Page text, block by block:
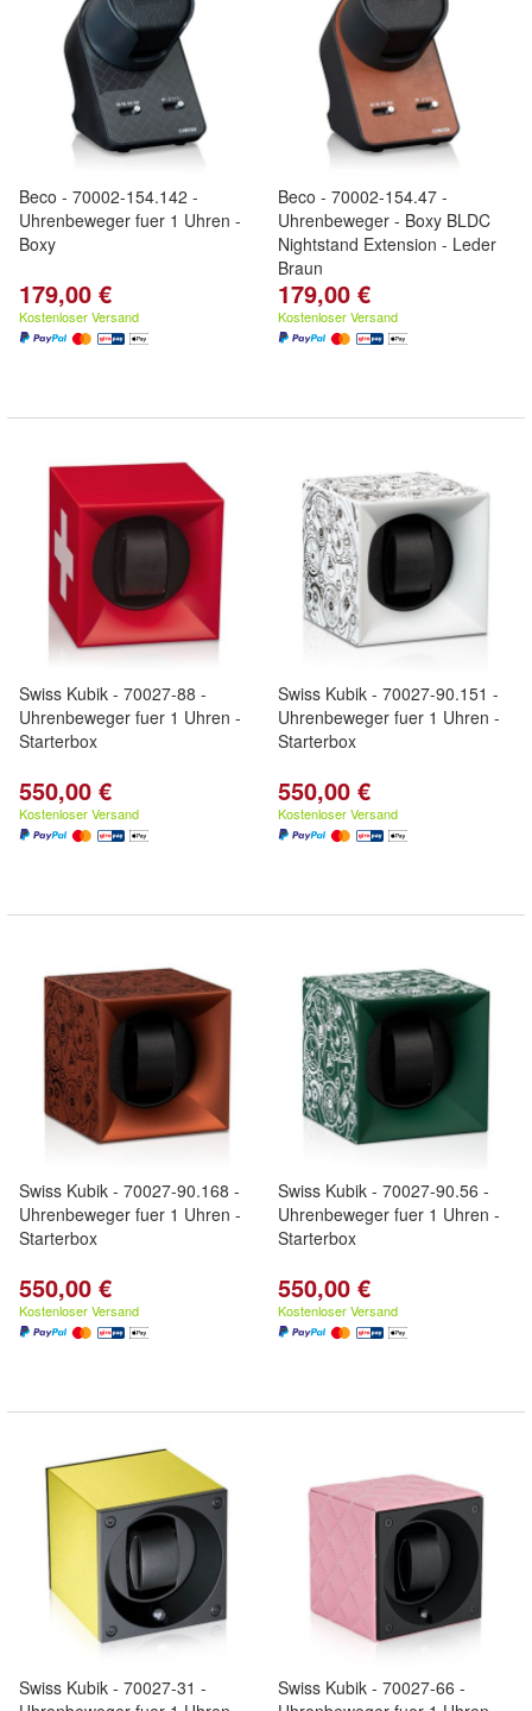
Beco - 70002-154.142 -
Uhrenbeweger fuer 1 Uhren -
Boxy
179,00 €
Kostenloser Versand
Beco - 70002-154.47 -
Uhrenbeweger - Boxy BLDC
Nightstand Extension - Leder
Braun
179,00 €
Kostenloser Versand
Swiss Kubik - 70027-88 -
Uhrenbeweger fuer 1 Uhren -
Starterbox
550,00 €
Kostenloser Versand
Swiss Kubik - 70027-90.151 -
Uhrenbeweger fuer 1 Uhren -
Starterbox
550,00 €
Kostenloser Versand
Swiss Kubik - 70027-90.168 -
Uhrenbeweger fuer 1 Uhren -
Starterbox
550,00 €
Kostenloser Versand
Swiss Kubik - 70027-90.56 -
Uhrenbeweger fuer 1 Uhren -
Starterbox
550,00 €
Kostenloser Versand
Swiss Kubik - 70027-31 -
Swiss Kubik - 70027-66 -